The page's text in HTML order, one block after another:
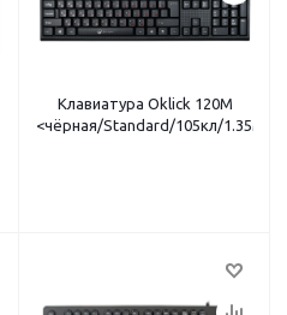
Клавиатура Oklick 120M
<чёрная/Standard/105кл/1.35м/